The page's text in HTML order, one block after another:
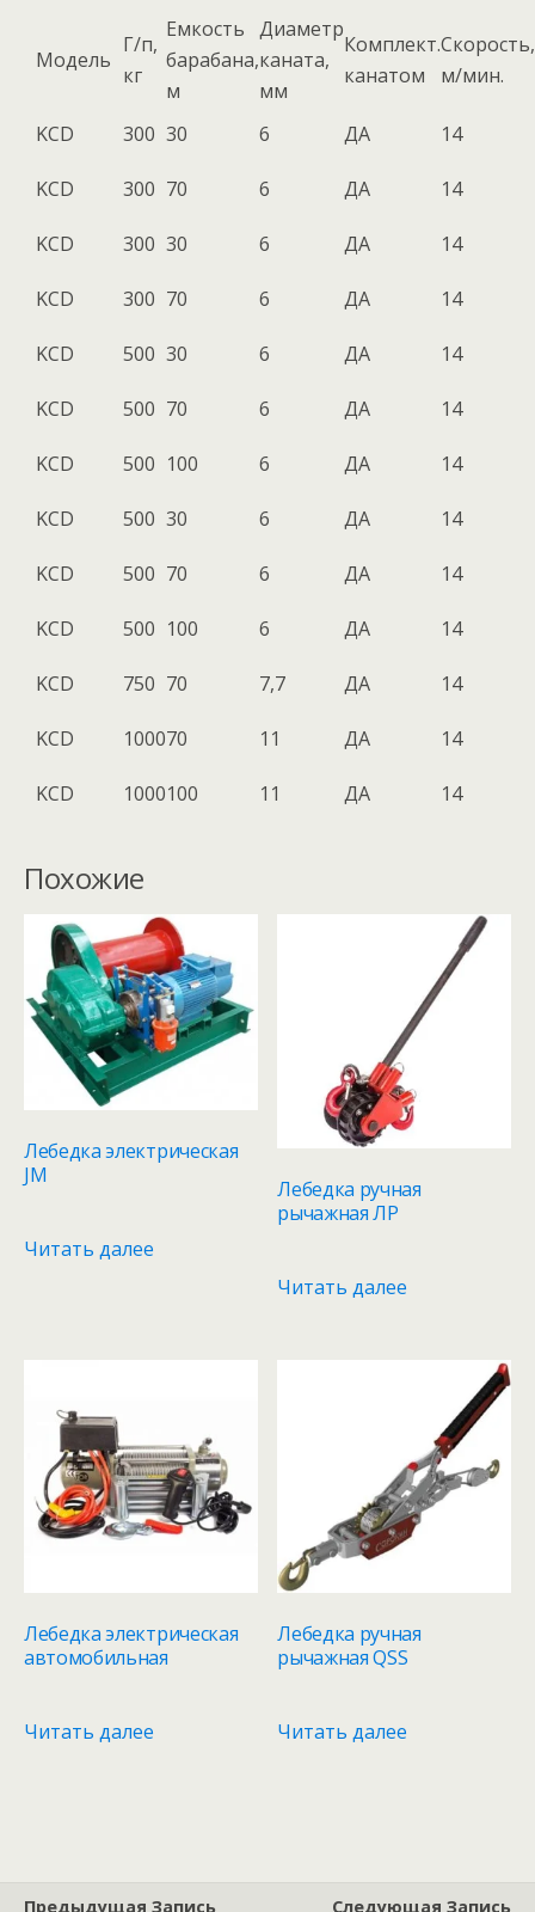
Модель
Г/п,
кг
Емкость
барабана,
м
Диаметр
каната,
мм
Комплект.
канатом
Скорость,
м/мин.
KCD 300 30 6 ДА 14
KCD 300 70 6 ДА 14
KCD 300 30 6 ДА 14
KCD 300 70 6 ДА 14
KCD 500 30 6 ДА 14
KCD 500 70 6 ДА 14
KCD 500 100 6 ДА 14
KCD 500 30 6 ДА 14
KCD 500 70 6 ДА 14
KCD 500 100 6 ДА 14
KCD 750 70 7,7 ДА 14
KCD 100070 11 ДА 14
KCD 1000100 11 ДА 14
Похожие
Лебедка электрическая
JM
Читать далее
Лебедка ручная
рычажная ЛР
Читать далее
Лебедка электрическая
автомобильная
Читать далее
Лебедка ручная
рычажная QSS
Читать далее
Предыдущая Запись Следующая Запись